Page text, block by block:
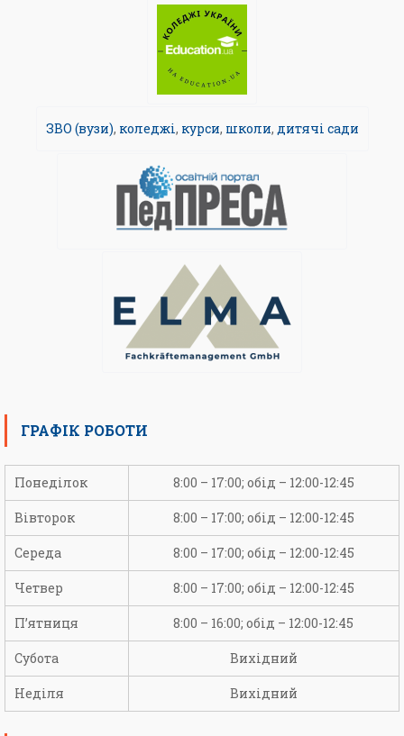
ЗВО (вузи), коледжі, курси, школи, дитячі сади
ГРАФІК РОБОТИ
Понеділок 8:00 – 17:00; обід – 12:00-12:45
Вівторок 8:00 – 17:00; обід – 12:00-12:45
Середа 8:00 – 17:00; обід – 12:00-12:45
Четвер 8:00 – 17:00; обід – 12:00-12:45
П’ятниця 8:00 – 16:00; обід – 12:00-12:45
Субота Вихідний
Неділя Вихідний